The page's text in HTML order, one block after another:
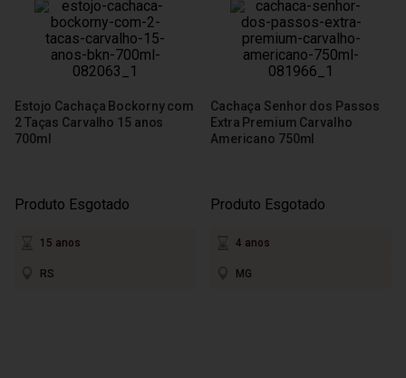
Estojo Cachaça Bockorny com
2 Taças Carvalho 15 anos
700ml
Produto Esgotado
15 anos
RS
Cachaça Senhor dos Passos
Extra Premium Carvalho
Americano 750ml
Produto Esgotado
4 anos
MG